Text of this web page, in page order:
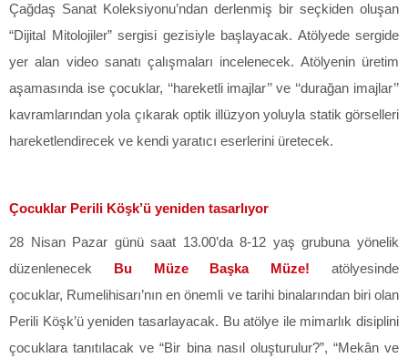
Çağdaş Sanat Koleksiyonu’ndan derlenmiş bir seçkiden oluşan
“Dijital Mitolojiler” sergisi gezisiyle başlayacak. Atölyede sergide
yer alan video sanatı çalışmaları incelenecek. Atölyenin üretim
aşamasında ise çocuklar, ‘‘hareketli imajlar’’ ve ‘‘durağan imajlar’’
kavramlarından yola çıkarak optik illüzyon yoluyla statik görselleri
hareketlendirecek ve kendi yaratıcı eserlerini üretecek.
Çocuklar Perili Köşk’ü yeniden tasarlıyor
28 Nisan Pazar günü saat 13.00’da 8-12 yaş grubuna yönelik
düzenlenecek Bu Müze Başka Müze!atölyesinde
çocuklar, Rumelihisarı’nın en önemli ve tarihi binalarından biri olan
Perili Köşk’ü yeniden tasarlayacak. Bu atölye ile mimarlık disiplini
çocuklara tanıtılacak ve “Bir bina nasıl oluşturulur?”, “Mekân ve